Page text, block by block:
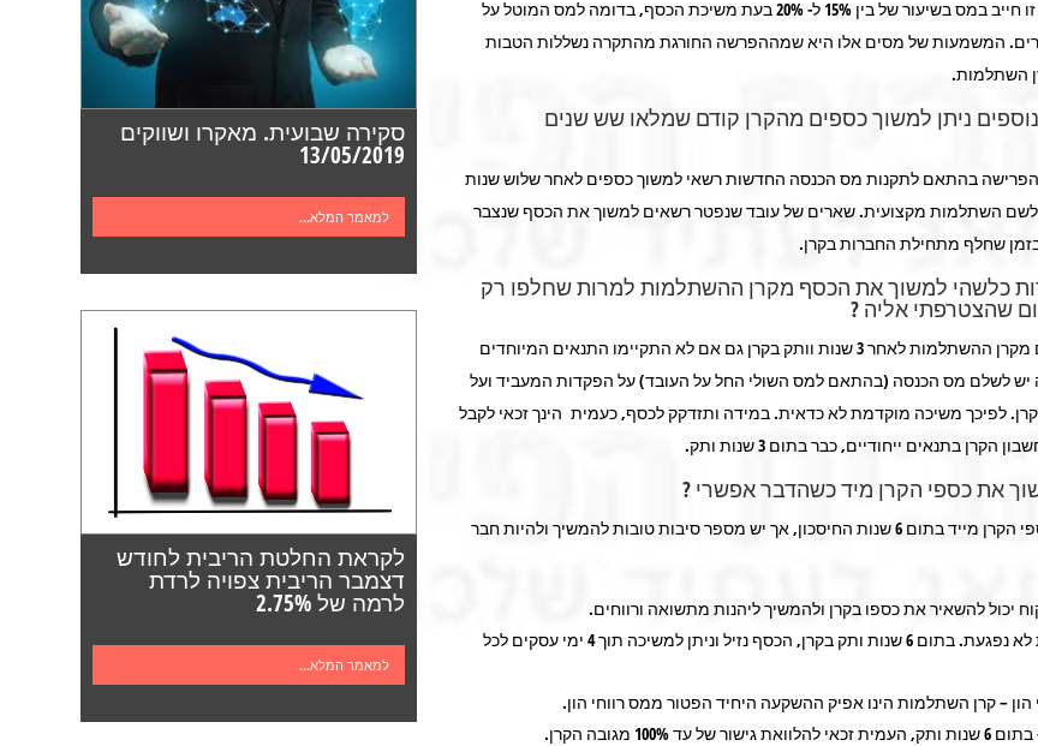
סקירה שבועית. מאקרו ושווקים
13/05/2019
למאמר המלא...
לקראת החלטת הריבית לחודש
דצמבר הריבית צפויה לרדת
לרמה של 2.75%
למאמר המלא...
שנצבר על הפקדה זו חייב במס בשיעור של בין 15% ל- 20% בעת משיכת הכסף, בדומה למס המוטל על
המשמעות של מסים אלו היא שמההפרשה החורגת מהתקרה נשללות הטבות
השתלמות.
ניתן למשוך כספים מהקרן קודם שמלאו שש שנים
הפרישה בהתאם לתקנות מס הכנסה החדשות רשאי למשוך כספים לאחר שלוש שנות
לשם השתלמות מקצועית. שארים של עובד שנפטר רשאים למשוך את הכסף שנצבר
שחלף מתחילת החברות בקרן.
כלשהי למשוך את הכסף מקרן ההשתלמות למרות שחלפו רק
שהצטרפתי אליה ?
ניתן למשוך כספים מקרן ההשתלמות לאחר 3 שנות וותק בקרן גם אם לא התקיימו התנאים המיוחדים
יש לשלם מס הכנסה (בהתאם למס השולי החל על העובד) על הפקדות המעביד ועל
לפיכך משיכה מוקדמת לא כדאית. במידה ותזדקק לכסף, כעמית הינך זכאי לקבל
הקרן בתנאים ייחודיים, כבר בתום 3 שנות ותק.
את כספי הקרן מיד כשהדבר אפשרי ?
ניתן למשוך את כספי הקרן מייד בתום 6 שנות החיסכון, אך יש מספר סיבות טובות להמשיך ולהיות חבר
יכול להשאיר את כספו בקרן ולהמשיך ליהנות מתשואה ורווחים.
נזילות – הנזילות לא נפגעת. בתום 6 שנות ותק בקרן, הכסף נזיל וניתן למשיכה תוך 4 ימי עסקים לכל
הון – קרן השתלמות הינו אפיק ההשקעה היחיד הפטור ממס רווחי הון.
עד 100% מגובה הקרן.